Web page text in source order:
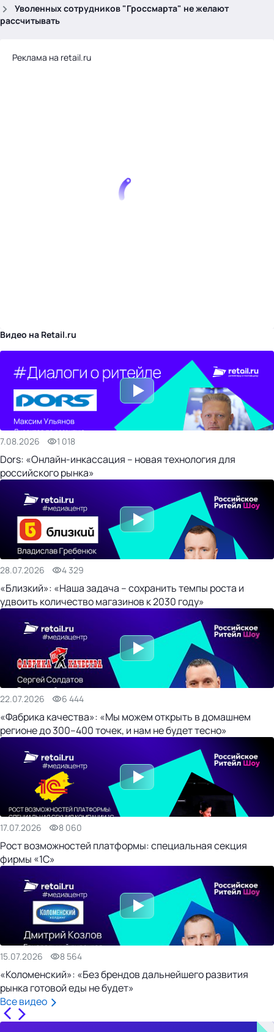
Уволенных сотрудников "Гроссмарта" не желают
рассчитывать
Реклама на retail.ru
Видео на Retail.ru
7.08.2026 1 018
Dors: «Онлайн-инкассация – новая технология для
российского рынка»
28.07.2026 4 329
«Близкий»: «Наша задача – сохранить темпы роста и
удвоить количество магазинов к 2030 году»
22.07.2026 6 444
«Фабрика качества»: «Мы можем открыть в домашнем
регионе до 300–400 точек, и нам не будет тесно»
17.07.2026 8 060
Рост возможностей платформы: специальная секция
фирмы «1С»
15.07.2026 8 564
«Коломенский»: «Без брендов дальнейшего развития
рынка готовой еды не будет»
Все видео